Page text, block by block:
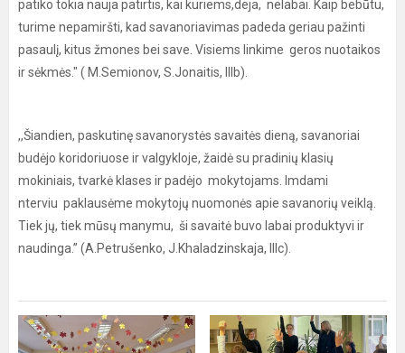
patiko tokia nauja patirtis, kai kuriems,deja, nelabai. Kaip bebūtu,
turime nepamiršti, kad savanoriavimas padeda geriau pažinti
pasaulį, kitus žmones bei save. Visiems linkime geros nuotaikos
ir sėkmės." ( M.Semionov, S.Jonaitis, IIIb).
,,Šiandien, paskutinę savanorystės savaitės dieną, savanoriai
budėjo koridoriuose ir valgykloje, žaidė su pradinių klasių
mokiniais, tvarkė klases ir padėjo mokytojams. Imdami
nterviu paklausėme mokytojų nuomonės apie savanorių veiklą.
Tiek jų, tiek mūsų manymu, ši savaitė buvo labai produktyvi ir
naudinga.’’ (A.Petrušenko, J.Khaladzinskaja, IIIc).